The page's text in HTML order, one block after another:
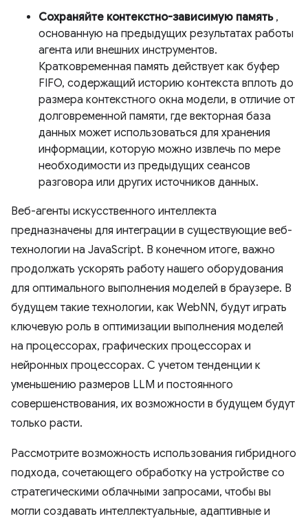
Сохраняйте контекстно-зависимую память,
основанную на предыдущих результатах работы
агента или внешних инструментов.
Кратковременная память действует как буфер
FIFO, содержащий историю контекста вплоть до
размера контекстного окна модели, в отличие от
долговременной памяти, где векторная база
данных может использоваться для хранения
информации, которую можно извлечь по мере
необходимости из предыдущих сеансов
разговора или других источников данных.
Веб-агенты искусственного интеллекта
предназначены для интеграции в существующие веб-
технологии на JavaScript. В конечном итоге, важно
продолжать ускорять работу нашего оборудования
для оптимального выполнения моделей в браузере. В
будущем такие технологии, как WebNN, будут играть
ключевую роль в оптимизации выполнения моделей
на процессорах, графических процессорах и
нейронных процессорах. С учетом тенденции к
уменьшению размеров LLM и постоянного
совершенствования, их возможности в будущем будут
только расти.
Рассмотрите возможность использования гибридного
подхода, сочетающего обработку на устройстве со
стратегическими облачными запросами, чтобы вы
могли создавать интеллектуальные, адаптивные и